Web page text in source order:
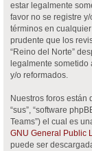
estar legalmente
favor no se registre
términos en
prudente que los
“Reino del Norte”
legalmente
y/o reformados.
Nuestros foros están
“sus”, “software
Teams”) el cual es
GNU General Public
puede ser